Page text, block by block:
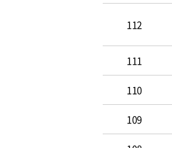
112
111
110
109